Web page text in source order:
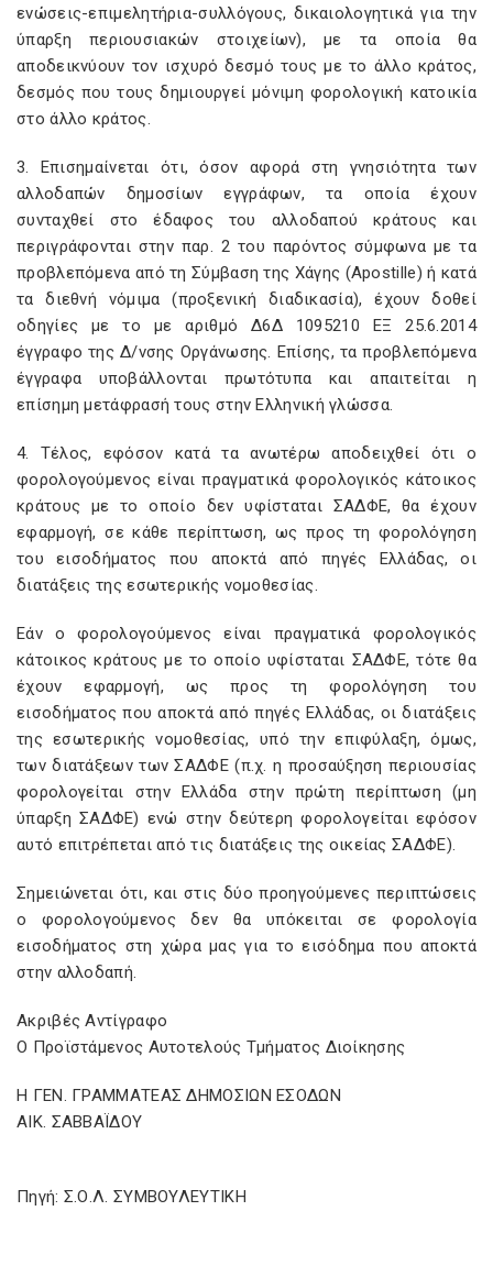
ενώσεις-επιμελητήρια-συλλόγους, δικαιολογητικά για την
ύπαρξη περιουσιακών στοιχείων), με τα οποία θα
αποδεικνύουν τον ισχυρό δεσμό τους με το άλλο κράτος,
δεσμός που τους δημιουργεί μόνιμη φορολογική κατοικία
στο άλλο κράτος.
3. Επισημαίνεται ότι, όσον αφορά στη γνησιότητα των
αλλοδαπών δημοσίων εγγράφων, τα οποία έχουν
συνταχθεί στο έδαφος του αλλοδαπού κράτους και
περιγράφονται στην παρ. 2 του παρόντος σύμφωνα με τα
προβλεπόμενα από τη Σύμβαση της Χάγης (Apostille) ή κατά
τα διεθνή νόμιμα (προξενική διαδικασία), έχουν δοθεί
οδηγίες με το με αριθμό Δ6Δ 1095210 ΕΞ 25.6.2014
έγγραφο της Δ/νσης Οργάνωσης. Επίσης, τα προβλεπόμενα
έγγραφα υποβάλλονται πρωτότυπα και απαιτείται η
επίσημη μετάφρασή τους στην Ελληνική γλώσσα.
4. Τέλος, εφόσον κατά τα ανωτέρω αποδειχθεί ότι ο
φορολογούμενος είναι πραγματικά φορολογικός κάτοικος
κράτους με το οποίο δεν υφίσταται ΣΑΔΦΕ, θα έχουν
εφαρμογή, σε κάθε περίπτωση, ως προς τη φορολόγηση
του εισοδήματος που αποκτά από πηγές Ελλάδας, οι
διατάξεις της εσωτερικής νομοθεσίας.
Εάν ο φορολογούμενος είναι πραγματικά φορολογικός
κάτοικος κράτους με το οποίο υφίσταται ΣΑΔΦΕ, τότε θα
έχουν εφαρμογή, ως προς τη φορολόγηση του
εισοδήματος που αποκτά από πηγές Ελλάδας, οι διατάξεις
της εσωτερικής νομοθεσίας, υπό την επιφύλαξη, όμως,
των διατάξεων των ΣΑΔΦΕ (π.χ. η προσαύξηση περιουσίας
φορολογείται στην Ελλάδα στην πρώτη περίπτωση (μη
ύπαρξη ΣΑΔΦΕ) ενώ στην δεύτερη φορολογείται εφόσον
αυτό επιτρέπεται από τις διατάξεις της οικείας ΣΑΔΦΕ).
Σημειώνεται ότι, και στις δύο προηγούμενες περιπτώσεις
ο φορολογούμενος δεν θα υπόκειται σε φορολογία
εισοδήματος στη χώρα μας για το εισόδημα που αποκτά
στην αλλοδαπή.
Ακριβές Αντίγραφο
Ο Προϊστάμενος Αυτοτελούς Τμήματος Διοίκησης
Η ΓΕΝ. ΓΡΑΜΜΑΤΕΑΣ ΔΗΜΟΣΙΩΝ ΕΣΟΔΩΝ
ΑΙΚ. ΣΑΒΒΑΪΔΟΥ
Πηγή: Σ.Ο.Λ. ΣΥΜΒΟΥΛΕΥΤΙΚΗ